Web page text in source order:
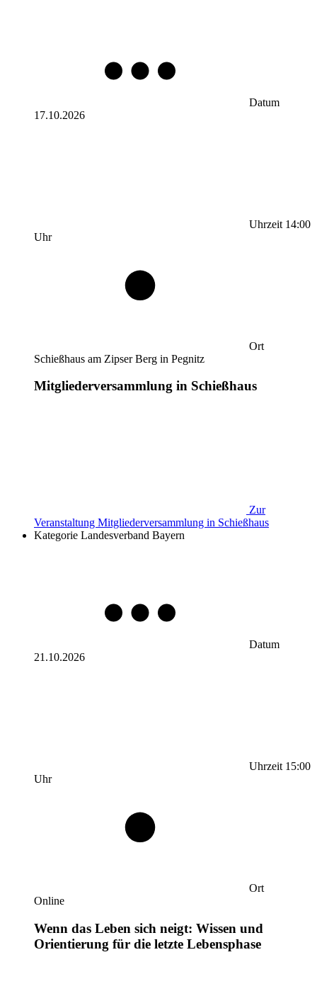
Datum
17.10.2026
Uhrzeit 14:00
Uhr
Ort
Schießhaus am Zipser Berg in Pegnitz
Mitgliederversammlung in Schießhaus
Zur
Veranstaltung Mitgliederversammlung in Schießhaus
Kategorie Landesverband Bayern
Datum
21.10.2026
Uhrzeit 15:00
Uhr
Ort
Online
Wenn das Leben sich neigt: Wissen und
Orientierung für die letzte Lebensphase